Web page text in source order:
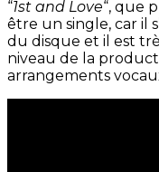
“1st and Love“, que
être un single, car il
du disque et il est
niveau de la
arrangements